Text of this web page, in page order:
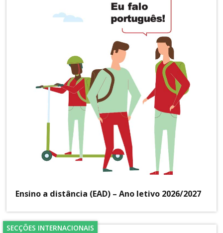
Ensino a distância (EAD) – Ano letivo 2026/2027
SECÇÕES INTERNACIONAIS